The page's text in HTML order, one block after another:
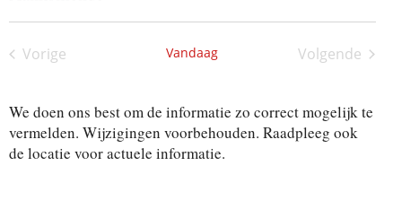
c
e
e
r
e
e
Vorige
Vandaag
Volgende
We doen ons best om de informatie zo correct mogelijk te
vermelden. Wijzigingen voorbehouden. Raadpleeg ook
de locatie voor actuele informatie.